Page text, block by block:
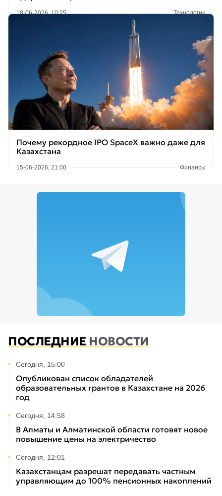
18-06-2026, 10:25 Технологии
Почему рекордное IPO SpaceX важно даже для
Казахстана
15-06-2026, 21:00 Финансы
ПОСЛЕДНИЕ НОВОСТИ
Сегодня, 15:00
Опубликован список обладателей
образовательных грантов в Казахстане на 2026
год
Сегодня, 14:58
В Алматы и Алматинской области готовят новое
повышение цены на электричество
Сегодня, 12:01
Казахстанцам разрешат передавать частным
управляющим до 100% пенсионных накоплений